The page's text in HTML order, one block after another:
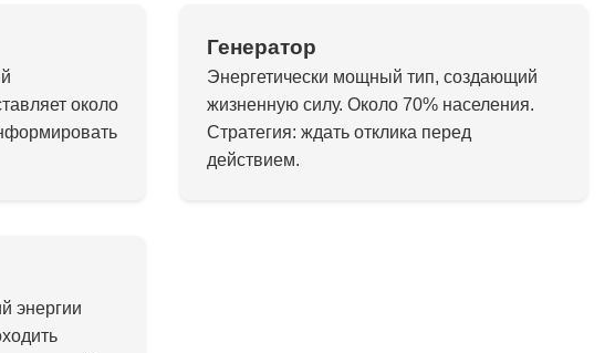
около
Генератор
Энергетически мощный тип, создающий
жизненную силу. Около 70% населения.
Стратегия: ждать отклика перед
действием.
энергии